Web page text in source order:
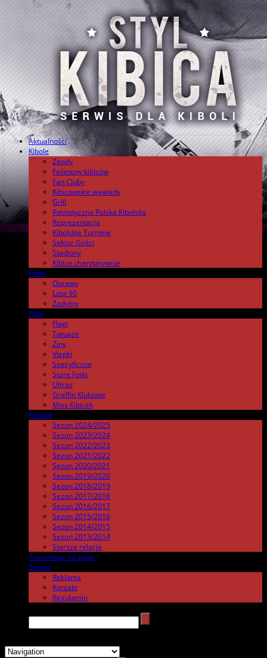
Aktualności .
Kibole
Zgody
Felietony kibiców
Fan Cluby
Kibicowskie wywiady
Grill
Patriotyczna Polska Kibolska
Reprezentacja
Kibolskie Turnieje
Sektor Gości
Stadiony
Kibice charytatywnie
Filmy
Oprawy
Lata 90
Zadymy
Fotki
Flagi
Tatuaże
Ziny
Vlepki
Specyficzne
Stare Fotki
Ultras
Graffiti Klubowe
Miss Kibicek
Relacje
Sezon 2024/2025
Sezon 2023/2024
Sezon 2022/2023
Sezon 2021/2022
Sezon 2020/2021
Sezon 2019/2020
Sezon 2018/2019
Sezon 2017/2018
Sezon 2016/2017
Sezon 2015/2016
Sezon 2014/2015
Sezon 2013/2014
Starsze relacje
Transmisje na żywo
Serwis
Reklama
Kontakt
Regulamin